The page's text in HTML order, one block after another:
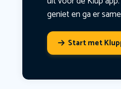
geniet en ga er
Start met